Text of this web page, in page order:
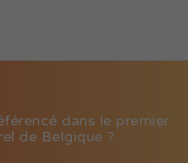
dans le premier
de Belgique ?